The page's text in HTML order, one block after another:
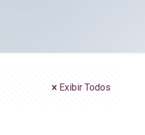
Exibir Todos